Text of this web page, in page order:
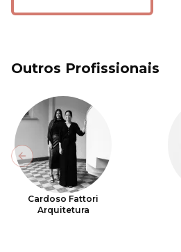
Outros Profissionais
Cardoso Fattori
Arquitetura
Previous slide